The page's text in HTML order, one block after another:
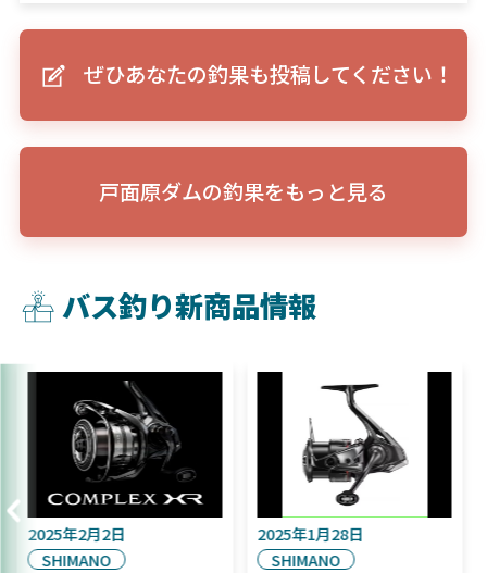
ぜひあなたの釣果も投稿してください！
戸面原ダムの釣果をもっと見る
バス釣り新商品情報
日